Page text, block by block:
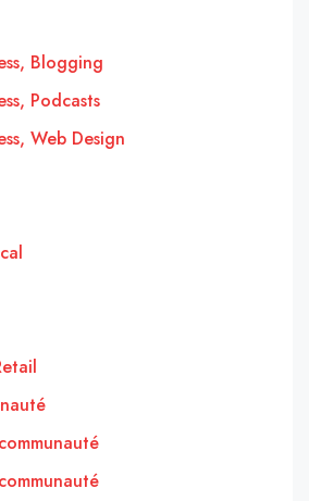
Blogging
Podcasts
Web Design